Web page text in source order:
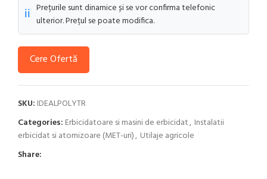
ℹ️ Prețurile sunt dinamice și se vor confirma telefonic
ulterior. Prețul se poate modifica.
Cere Ofertă
SKU: IDEALPOLYTR
Categories: Erbicidatoare si masini de erbicidat, Instalatii
erbicidat si atomizoare (MET-uri), Utilaje agricole
Share: